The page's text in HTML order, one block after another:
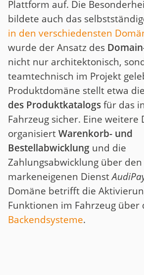
Plattform auf. Die
bildete auch das
in den verschiedensten
wurde der Ansatz des
nicht nur architektonisch,
teamtechnisch im Projekt
Produktdomäne stellt etwa die
des Produktkatalogsfür das
Fahrzeug sicher. Eine weitere
organisiertWarenkorb- und
Bestellabwicklung und die
Zahlungsabwicklung über den
markeneigenen Dienst
Domäne betrifft die
Funktionen im Fahrzeug über
Backendsysteme.